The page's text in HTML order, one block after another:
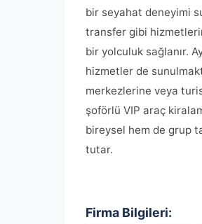
bir seyahat deneyimi
transfer gibi
bir yolculuk sağlanır.
hizmetler de
merkezlerine veya
şoförlü VIP araç
bireysel hem de grup
tutar.
Firma Bilgileri: